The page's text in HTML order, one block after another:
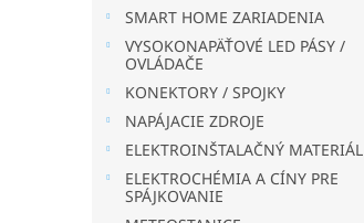
SMART HOME ZARIADENIA
VYSOKONAPÄŤOVÉ LED PÁSY /
OVLÁDAČE
KONEKTORY / SPOJKY
NAPÁJACIE ZDROJE
ELEKTROINŠTALAČNÝ MATERIÁL
ELEKTROCHÉMIA A CÍNY PRE
SPÁJKOVANIE